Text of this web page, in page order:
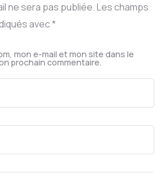
ne sera pas publiée.Les champs
avec*
mon e-mail et mon site dans le
prochain commentaire.